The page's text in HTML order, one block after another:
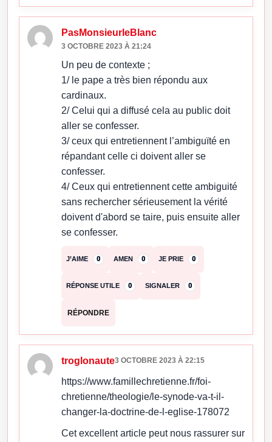
PasMonsieurleBlanc
3 OCTOBRE 2023 À 21:24
Un peu de contexte ;
1/ le pape a très bien répondu aux
cardinaux.
2/ Celui qui a diffusé cela au public doit
aller se confesser.
3/ ceux qui entretiennent l’ambiguïté en
répandant celle ci doivent aller se
confesser.
4/ Ceux qui entretiennent cette ambiguité
sans rechercher sérieusement la vérité
doivent d'abord se taire, puis ensuite aller
se confesser.
J’AIME 0 AMEN 0 JE PRIE 0
RÉPONSE UTILE 0 SIGNALER 0
RÉPONDRE
troglonaute3 OCTOBRE 2023 À 22:15
https://www.famillechretienne.fr/foi-
chretienne/theologie/le-synode-va-t-il-
changer-la-doctrine-de-l-eglise-178072
Cet excellent article peut nous rassurer sur